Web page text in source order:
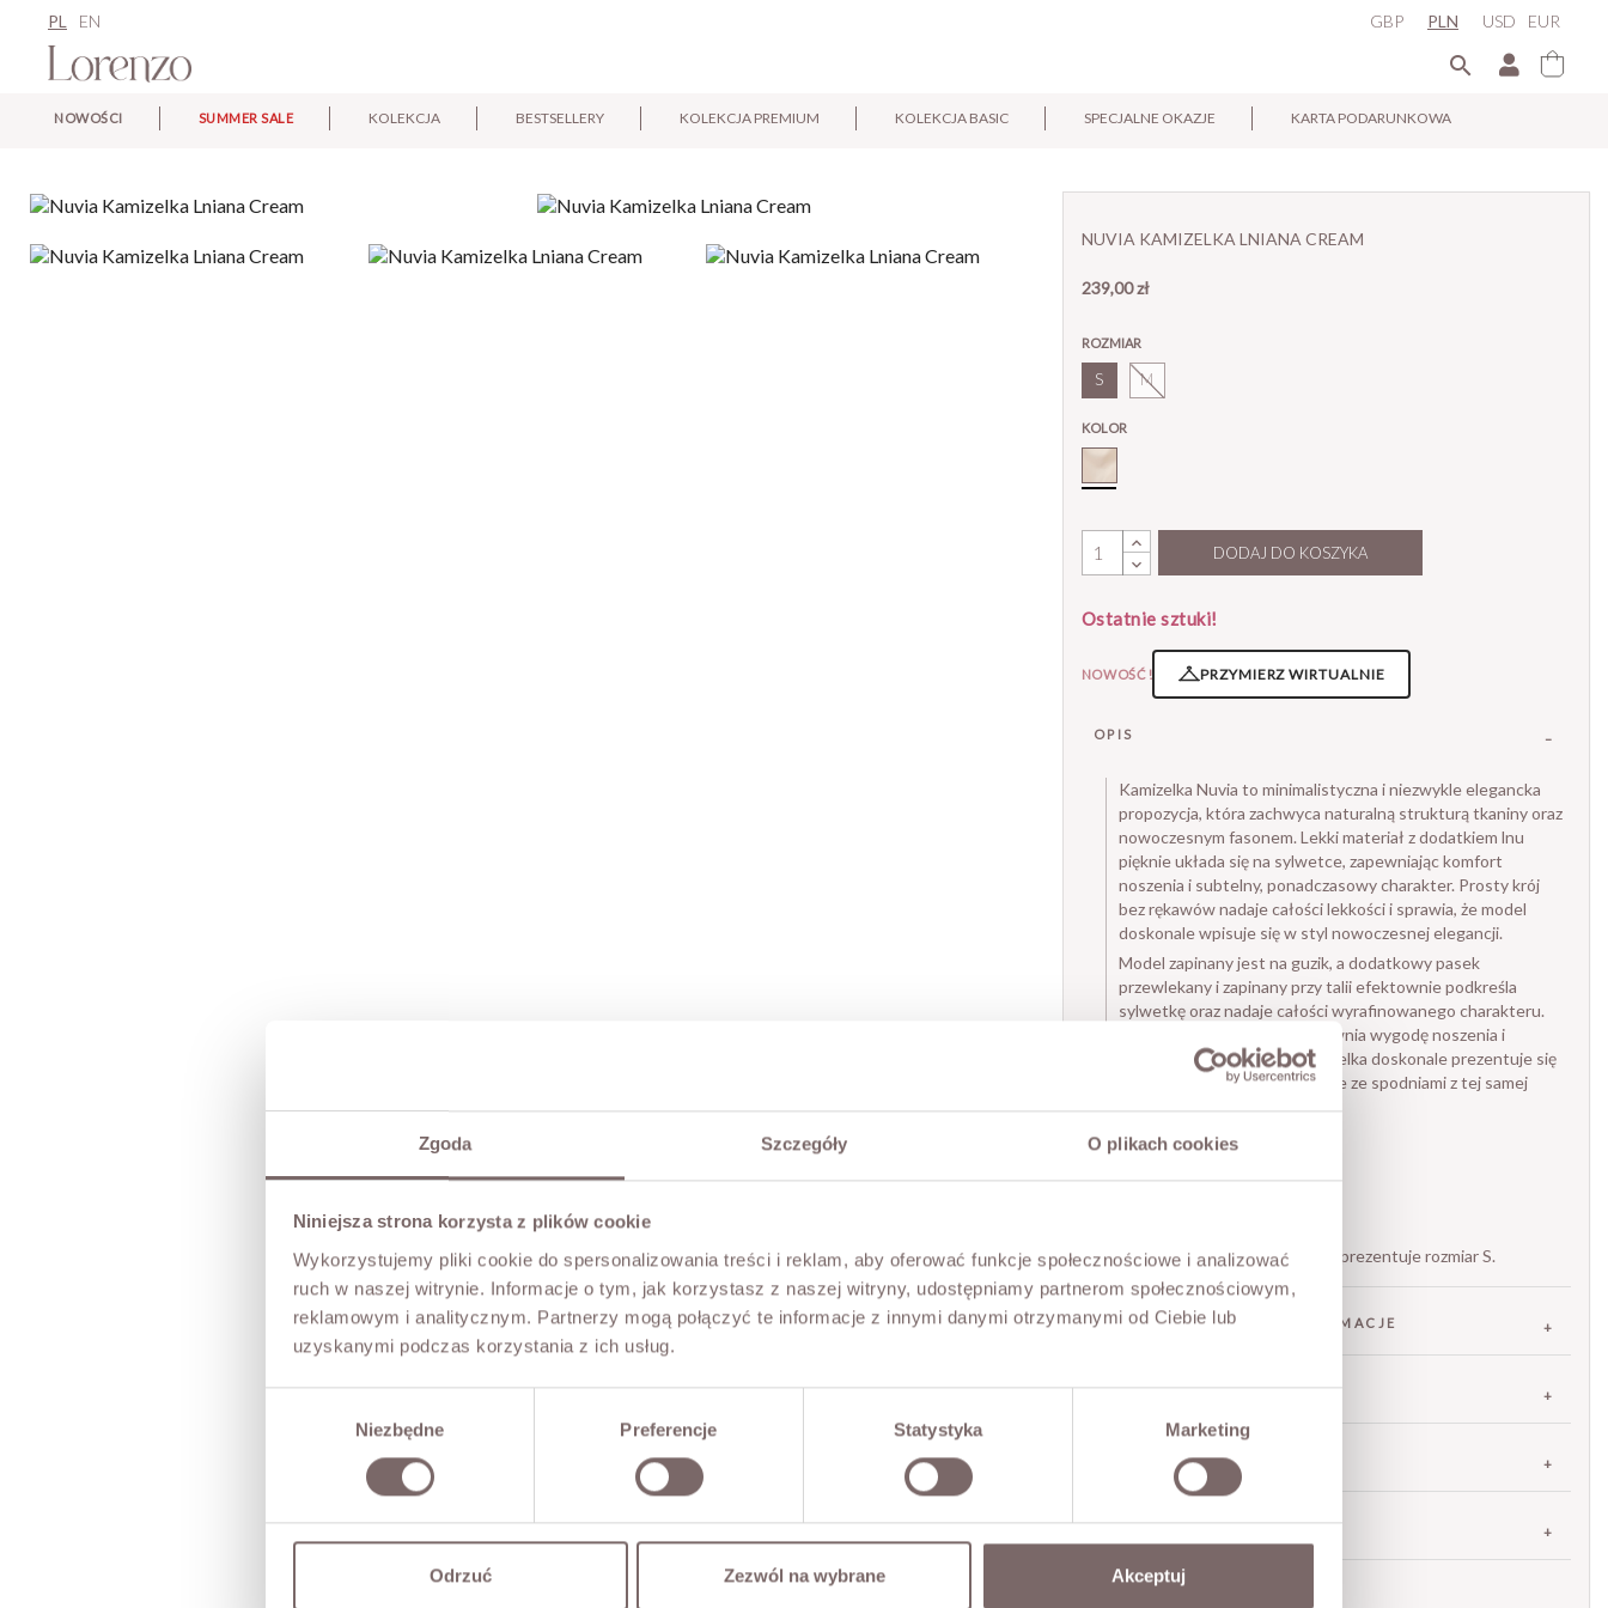
Zgoda Szczegóły O plikach cookies
Niniejsza strona korzysta z plików cookie
Wykorzystujemy pliki cookie do spersonalizowania treści i reklam, aby oferować funkcje społecznościowe i analizować
ruch w naszej witrynie. Informacje o tym, jak korzystasz z naszej witryny, udostępniamy partnerom społecznościowym,
reklamowym i analitycznym. Partnerzy mogą połączyć te informacje z innymi danymi otrzymanymi od Ciebie lub
uzyskanymi podczas korzystania z ich usług.
Niezbędne Preferencje Statystyka Marketing
Odrzuć Zezwól na wybrane Akceptuj
PL EN EUR
GBP PLN USD

NOWOŚCI SUMMER SALE KOLEKCJA BESTSELLERY KOLEKCJA PREMIUM KOLEKCJA BASIC SPECJALNE OKAZJE KARTA PODARUNKOWA
NUVIA KAMIZELKA LNIANA CREAM
239,00 zł
ROZMIAR
S M
KOLOR
Cream_
DODAJ DO KOSZYKA
Ostatnie sztuki!
NOWOŚĆ! PRZYMIERZ WIRTUALNIE
OPIS
Kamizelka Nuvia to minimalistyczna i niezwykle elegancka
propozycja, która zachwyca naturalną strukturą tkaniny oraz
nowoczesnym fasonem. Lekki materiał z dodatkiem lnu
pięknie układa się na sylwetce, zapewniając komfort
noszenia i subtelny, ponadczasowy charakter. Prosty krój
bez rękawów nadaje całości lekkości i sprawia, że model
doskonale wpisuje się w styl nowoczesnej elegancji.
Model zapinany jest na guzik, a dodatkowy pasek
przewlekany i zapinany przy talii efektownie podkreśla
sylwetkę oraz nadaje całości wyrafinowanego charakteru.
Bawełniana podszewka zapewnia wygodę noszenia i
staranne wykończenie. Kamizelka doskonale prezentuje się
zarówno solo, jak i w komplecie ze spodniami z tej samej
kolekcji.
- Tkanina z dodatkiem lnu
Modelka ma 173 cm wzrostu i prezentuje rozmiar S.
SKŁAD / DODATKOWE INFORMACJE
TABELA ROZMIARÓW
DOSTAWA
Zadaj pytanie o produkt
×